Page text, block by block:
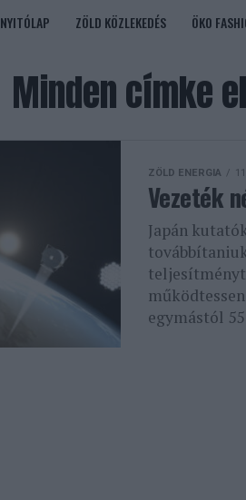
NYITÓLAP ZÖLD KÖZLEKEDÉS ÖKO
Minden címke
ZÖLD ENERGIA
Vezeték
Japán
teljesítményt
egymástól